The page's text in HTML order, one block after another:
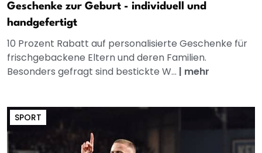
Geschenke zur Geburt - individuell und
handgefertigt
10 Prozent Rabatt auf personalisierte Geschenke für
frischgebackene Eltern und deren Familien.
Besonders gefragt sind bestickte W... | mehr
SPORT